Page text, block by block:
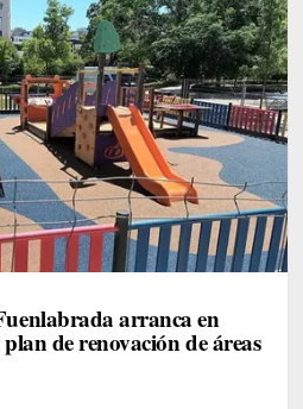
arranca en
de renovación de áreas